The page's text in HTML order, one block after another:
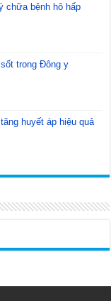
chữa bệnh hô hấp
trong Đông y
huyết áp hiệu quả